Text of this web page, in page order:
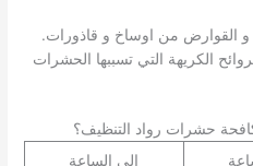
القوارض من اوساخ و قاذورات.
الكريهة التي تسببها الحشرات
حشرات رواد التنظيف؟
إلى الساعة